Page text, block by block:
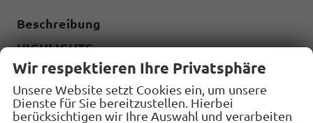
Beschreibung
HIGHLIGHTS:
7-Sitzer
LED-Scheinwerfer
Rückfahrkamera
Wir respektieren Ihre Privatsphäre
Unsere Website setzt Cookies ein, um unsere
Dienste für Sie bereitzustellen. Hierbei
berücksichtigen wir Ihre Auswahl und verarbeiten